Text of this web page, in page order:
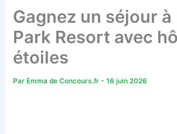
Gagnez un séjour
Park Resort avec
étoiles
ParEmma de Concours.fr-16 juin 2026